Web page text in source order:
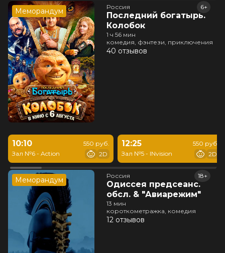
Меморандум Россия
Последний богатырь.
Колобок
6+
1 ч 56 мин
комедия, фэнтези, приключения
40 отзывов
10:10
Зал №6 - Action
550 руб.
2D
12:25
Зал №5 - INvision
550 руб.
2D
Меморандум Россия
Одиссея предсеанс.
обсл. & "Авиарежим"
18+
13 мин
короткометражка, комедия
12 отзывов